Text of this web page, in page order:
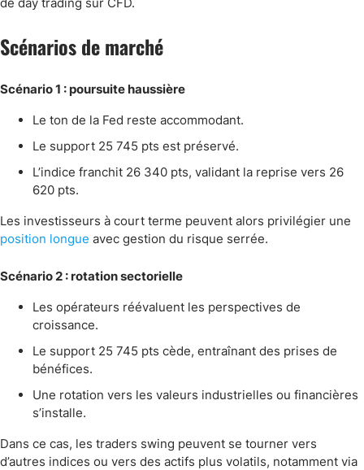
Scénarios de marché
Scénario 1 : poursuite haussière
Le ton de la Fed reste accommodant.
Le support 25 745 pts est préservé.
L’indice franchit 26 340 pts, validant la reprise vers 26
620 pts.
Les investisseurs à court terme peuvent alors privilégier une
position longue avec gestion du risque serrée.
Scénario 2 : rotation sectorielle
Les opérateurs réévaluent les perspectives de
croissance.
Le support 25 745 pts cède, entraînant des prises de
bénéfices.
Une rotation vers les valeurs industrielles ou financières
s’installe.
Dans ce cas, les traders swing peuvent se tourner vers
d’autres indices ou vers des actifs plus volatils, notamment via